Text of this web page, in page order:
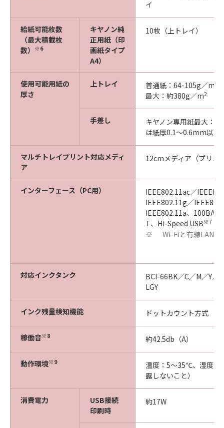
イ
給紙可能枚数
（最大積載枚
数）
※6
キヤノン純
正用紙（印
画紙タイプ
A4）
10枚（上トレイ）
使用可能用紙の
厚さ
上トレイ 普通紙：64-105g／m
最大：約380g／m2
手差し
キヤノン専用紙最大：
は紙厚0.1～0.6mm以下
マルチトレイプリント対応メディ
ア
12cmメディア（プリン
インターフェース（PC用）
IEEE802.11ac／
IEEE802.11g／
IEEE802.11a、
T、Hi-Speed USB※7
※ Wi-Fiと有線LANは
対応インクタンク
BCI-66BK／C／M／Y／
LGY
インク残量検知機能 ドットカウント方式
稼働音※8 約42.5db（A）
動作環境※9
温度：5～35℃、湿度：
露しないこと）
消費電力
USB接続
印刷時
約17W